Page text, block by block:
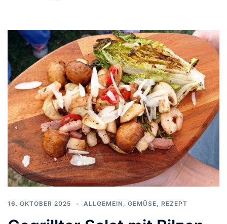
16. OKTOBER 2025 ALLGEMEIN , GEMÜSE, REZEPT